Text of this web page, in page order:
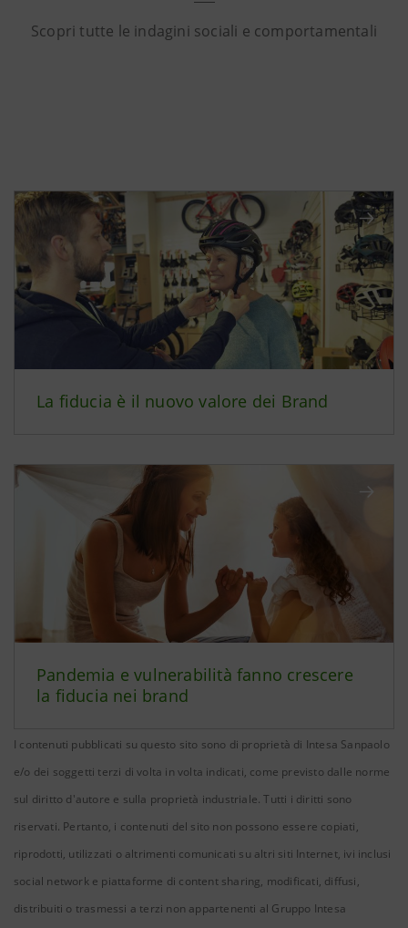
Scopri tutte le indagini sociali e comportamentali
La fiducia è il nuovo valore dei Brand
Pandemia e vulnerabilità fanno crescere
la fiducia nei brand
I contenuti pubblicati su questo sito sono di proprietà di Intesa Sanpaolo
e/o dei soggetti terzi di volta in volta indicati, come previsto dalle norme
sul diritto d'autore e sulla proprietà industriale. Tutti i diritti sono
riservati. Pertanto, i contenuti del sito non possono essere copiati,
riprodotti, utilizzati o altrimenti comunicati su altri siti Internet, ivi inclusi
social network e piattaforme di content sharing, modificati, diffusi,
distribuiti o trasmessi a terzi non appartenenti al Gruppo Intesa